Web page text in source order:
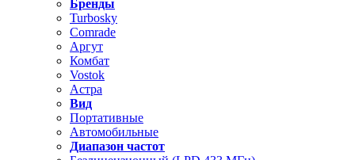
Бренды
Turbosky
Comrade
Аргут
Комбат
Vostok
Астра
Вид
Портативные
Автомобильные
Диапазон частот